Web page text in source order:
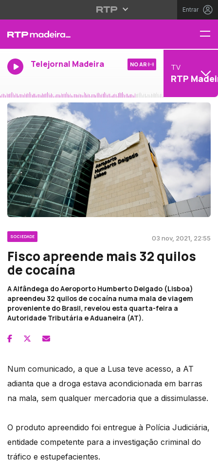
Entrar
Telejornal Madeira NO AR TV
RTP
SOCIEDADE 03 nov, 2021, 22:55
Fisco apreende mais 32 quilos
de cocaína
A Alfândega do Aeroporto Humberto Delgado (Lisboa)
apreendeu 32 quilos de cocaína numa mala de viagem
proveniente do Brasil, revelou esta quarta-feira a
Autoridade Tributária e Aduaneira (AT).
Num comunicado, a que a Lusa teve acesso, a AT
adianta que a droga estava acondicionada em barras
na mala, sem qualquer mercadoria que a dissimulasse.
O produto apreendido foi entregue à Polícia Judiciária,
entidade competente para a investigação criminal do
tráfico e estupefacientes.